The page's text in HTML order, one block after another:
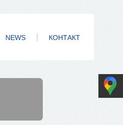
NEWS КОНТАКТ